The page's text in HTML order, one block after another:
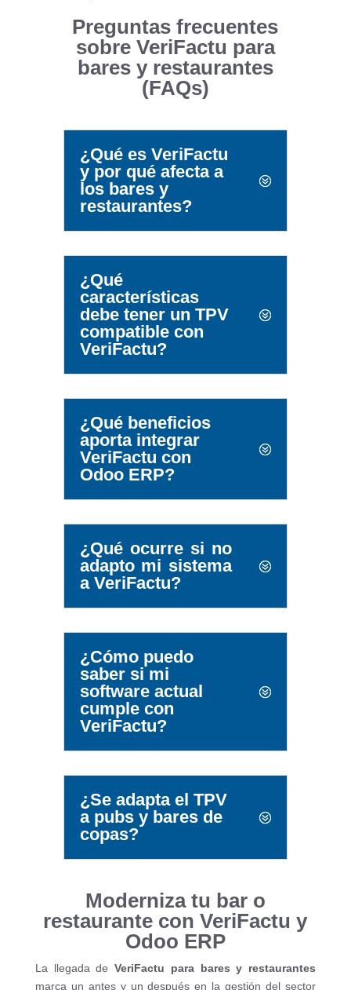
Preguntas frecuentes
sobre VeriFactu para
bares y restaurantes
(FAQs)
¿Qué es VeriFactu
y por qué afecta a
los bares y
restaurantes?
¿Qué
características
debe tener un TPV
compatible con
VeriFactu?
¿Qué beneficios
aporta integrar
VeriFactu con
Odoo ERP?
¿Qué ocurre si no
adapto mi sistema
a VeriFactu?
¿Cómo puedo
saber si mi
software actual
cumple con
VeriFactu?
¿Se adapta el TPV
a pubs y bares de
copas?
Moderniza tu bar o
restaurante con VeriFactu y
Odoo ERP
La llegada deVeriFactu para bares y restaurantes
marca un antes y un después en la gestión del sector